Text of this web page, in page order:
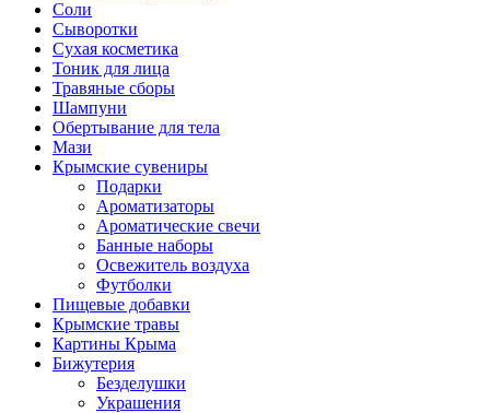
Соли
Сыворотки
Сухая косметика
Тоник для лица
Травяные сборы
Шампуни
Обертывание для тела
Мази
Крымские сувениры
Подарки
Ароматизаторы
Ароматические свечи
Банные наборы
Освежитель воздуха
Футболки
Пищевые добавки
Крымские травы
Картины Крыма
Бижутерия
Безделушки
Украшения